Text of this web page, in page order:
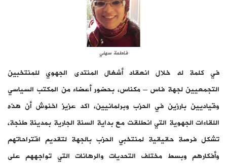
فاطمة سهلي
في كلمة له خلال انعقاد أشغال المنتدى الجهوي للمنتخبين
التجمعيين لجهة فاس – مكناس، بحضور أعضاء من المكتب السياسي
وقياديين بارزين في الحزب وبرلمانيين، اكد عزيز اخنوش أن هذه
اللقاءات الجهوية التي انطلقت مع بداية السنة الجارية بمدينة طنجة،
تشكل فرصة حقيقية لمنتخبي الحزب بالجهة لتقديم اقتراحاتهم
وأفكارهم وبسط مختلف التحديات والرهانات التي تواجههم على